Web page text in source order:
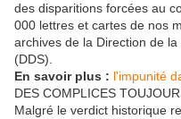
des disparitions forcées au
000 lettres et cartes de nos
archives de la Direction de
(DDS).
En savoir plus : l'impunité
DES COMPLICES
Malgré le verdict historique